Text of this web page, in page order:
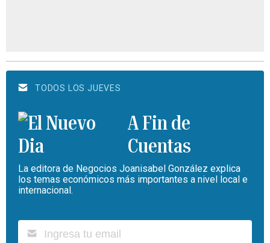
TODOS LOS JUEVES
A Fin de
Cuentas
La editora de Negocios Joanisabel González explica
los temas económicos más importantes a nivel local e
internacional.